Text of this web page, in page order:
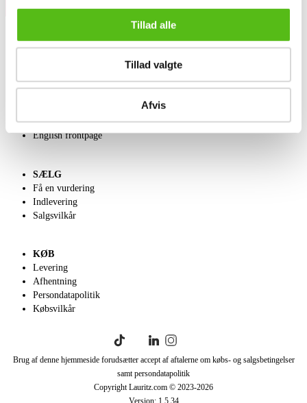
Tillad alle
Tillad valgte
Afvis
Illum Wikkelsø for N. Eilersen. Gyngestol, bøgetræ
Om Lauritz.com
Klassisk Auktion
English frontpage
SÆLG
Få en vurdering
Indlevering
Salgsvilkår
KØB
Levering
Afhentning
Persondatapolitik
Købsvilkår
Brug af denne hjemmeside forudsætter accept af aftalerne om købs- og salgsbetingelser
samt persondatapolitik
Copyright Lauritz.com © 2023-2026
Version: 1.5.34